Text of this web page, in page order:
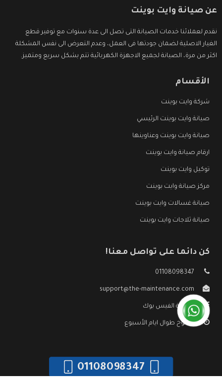
عن صيانة وايت بوينت
نقدم لعملائنا خدمات الصيانة التى تصل الى عدة سنوات مع توفير قطع
الغيار الاصلية لضمان جودتها فى العمل، وعدم التعرض الى نفس المشكلة
اكثر من مرة، الصيانة لجميع الاجهزة الكهربائية تتم بشكل سريع ومتميز.
الأقسام
شركة وايت بوينت
صيانة وايت بوينت الرئيسي
صيانة وايت بوينت وعناوينها
ارقام صيانة وايت بوينت
توكيل وايت بوينت
مركز صيانة وايت بوينت
صيانة غسالات وايت بوينت
صيانة ثلاجات وايت بوينت
كن دائما على تواصل معنا!
01108098347
support@the-maintenance.com
صفحة الفيس بوك
مفتوح طوال ايام الأسبوع
01108098347